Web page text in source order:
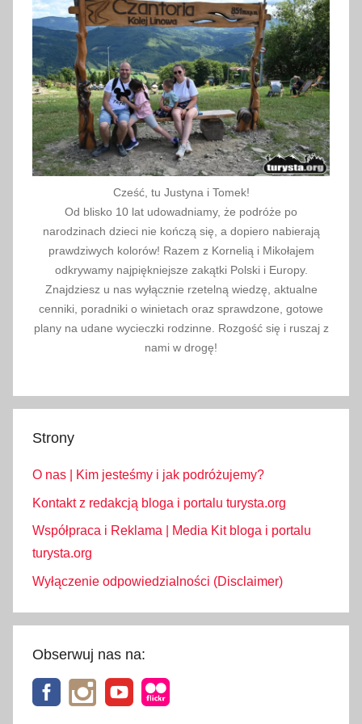
Cześć, tu Justyna i Tomek!
Od blisko 10 lat udowadniamy, że podróże po
narodzinach dzieci nie kończą się, a dopiero nabierają
prawdziwych kolorów! Razem z Kornelią i Mikołajem
odkrywamy najpiękniejsze zakątki Polski i Europy.
Znajdziesz u nas wyłącznie rzetelną wiedzę, aktualne
cenniki, poradniki o winietach oraz sprawdzone, gotowe
plany na udane wycieczki rodzinne. Rozgość się i ruszaj z
nami w drogę!
Strony
O nas | Kim jesteśmy i jak podróżujemy?
Kontakt z redakcją bloga i portalu turysta.org
Współpraca i Reklama | Media Kit bloga i portalu
turysta.org
Wyłączenie odpowiedzialności (Disclaimer)
Obserwuj nas na: